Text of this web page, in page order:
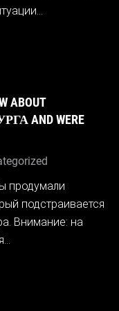
ABOUT
AND WERE
продумали
подстраивается
Внимание: на